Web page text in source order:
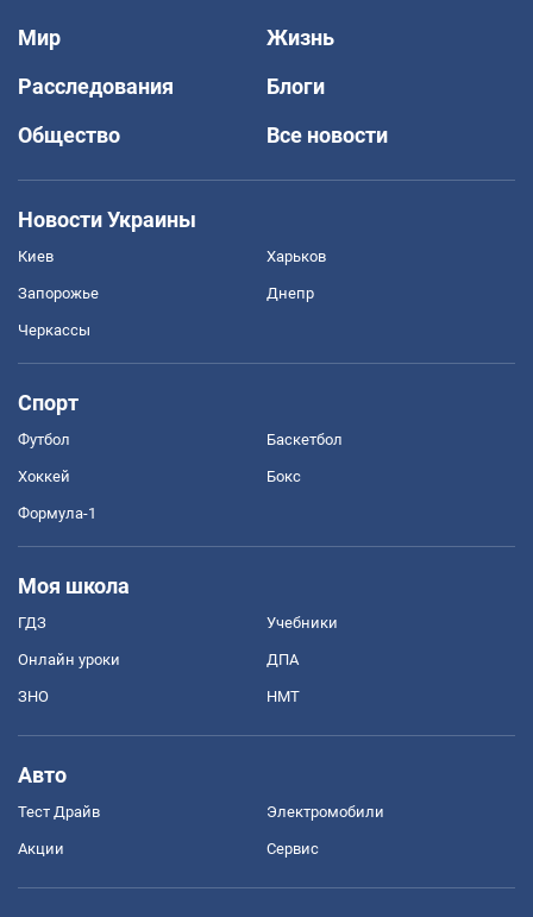
Мир
Жизнь
Расследования
Блоги
Общество
Все новости
Новости Украины
Киев Харьков
Запорожье Днепр
Черкассы
Спорт
Футбол Баскетбол
Хоккей Бокс
Формула-1
Моя школа
ГДЗ Учебники
Онлайн уроки ДПА
ЗНО НМТ
Авто
Тест Драйв Электромобили
Акции Сервис